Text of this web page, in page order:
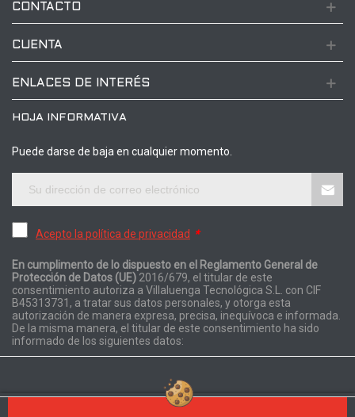
CONTACTO
CUENTA
ENLACES DE INTERÉS
HOJA INFORMATIVA
Puede darse de baja en cualquier momento.
Acepto la política de privacidad *
En cumplimento de lo dispuesto en el Reglamento General de
Protección de Datos (UE) 2016/679, el titular de este
consentimiento autoriza a Villaluenga Tecnológica S.L. con CIF
B45313731, a tratar sus datos personales, y otorga esta
autorización de manera expresa, precisa, inequívoca e informada.
De la misma manera, el titular de este consentimiento ha sido
informado de los siguientes datos: